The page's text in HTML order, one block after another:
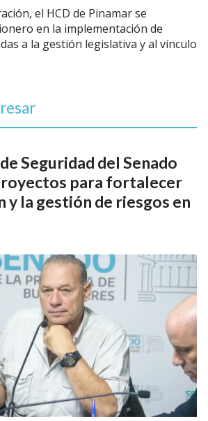
el HCD de Pinamar se
en la implementación de
a la gestión legislativa y al vínculo
Seguridad del Senado
para fortalecer
y la gestión de riesgos en